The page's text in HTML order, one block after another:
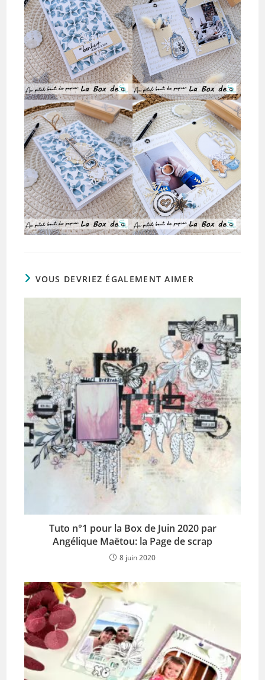
VOUS DEVRIEZ ÉGALEMENT AIMER
Tuto n°1 pour la Box de Juin 2020 par
Angélique Maëtou: la Page de scrap
8 juin 2020